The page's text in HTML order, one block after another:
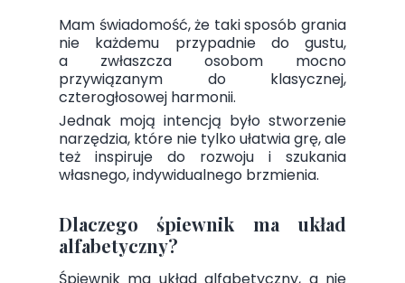
Mam świadomość, że taki sposób grania
nie każdemu przypadnie do gustu,
a zwłaszcza osobom mocno
przywiązanym do klasycznej,
czterogłosowej harmonii.
Jednak moją intencją było stworzenie
narzędzia, które nie tylko ułatwia grę, ale
też inspiruje do rozwoju i szukania
własnego, indywidualnego brzmienia.
Dlaczego śpiewnik ma układ
alfabetyczny?